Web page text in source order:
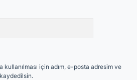
kullanılması için adım, e-posta adresim ve